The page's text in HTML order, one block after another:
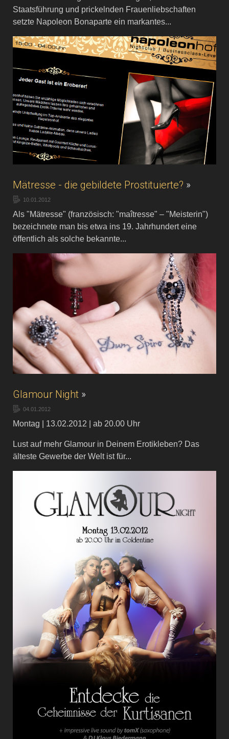
Staatsführung und prickelnden Frauenliebschaften
setzte Napoleon Bonaparte ein markantes...
Mätresse - die gebildete Prostituierte? »
10.01.2012
Als "Mätresse" (französisch: "maîtresse" – "Meisterin")
bezeichnete man bis etwa ins 19. Jahrhundert eine
öffentlich als solche bekannte...
Glamour Night »
04.01.2012
Montag | 13.02.2012 | ab 20.00 Uhr
Lust auf mehr Glamour in Deinem Erotikleben? Das
älteste Gewerbe der Welt ist für...